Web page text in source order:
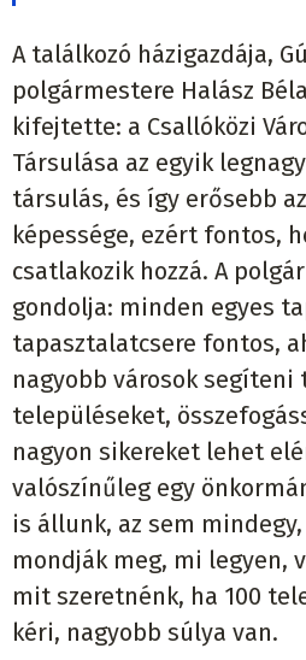
A találkozó házigazdája,
polgármestere Halász
kifejtette: a Csallóközi
Társulása az egyik
társulás, és így erősebb
képessége, ezért fontos,
csatlakozik hozzá. A
gondolja: minden egyes
tapasztalatcsere fontos,
nagyobb városok segíteni
településeket,
nagyon sikereket lehet
valószínűleg egy
is állunk, az sem
mondják meg, mi legyen,
mit szeretnénk, ha 100
kéri, nagyobb súlya van.